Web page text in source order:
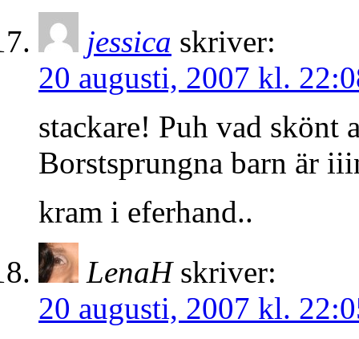
jessica skriver:
20 augusti, 2007 kl.
stackare! Puh vad skönt
Borstsprungna barn är
kram i eferhand..
LenaH skriver:
20 augusti, 2007 kl.